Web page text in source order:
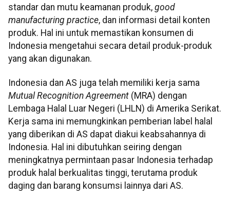
standar dan mutu keamanan produk, good
manufacturing practice, dan informasi detail konten
produk. Hal ini untuk memastikan konsumen di
Indonesia mengetahui secara detail produk-produk
yang akan digunakan.
Indonesia dan AS juga telah memiliki kerja sama
Mutual Recognition Agreement (MRA) dengan
Lembaga Halal Luar Negeri (LHLN) di Amerika Serikat.
Kerja sama ini memungkinkan pemberian label halal
yang diberikan di AS dapat diakui keabsahannya di
Indonesia. Hal ini dibutuhkan seiring dengan
meningkatnya permintaan pasar Indonesia terhadap
produk halal berkualitas tinggi, terutama produk
daging dan barang konsumsi lainnya dari AS.